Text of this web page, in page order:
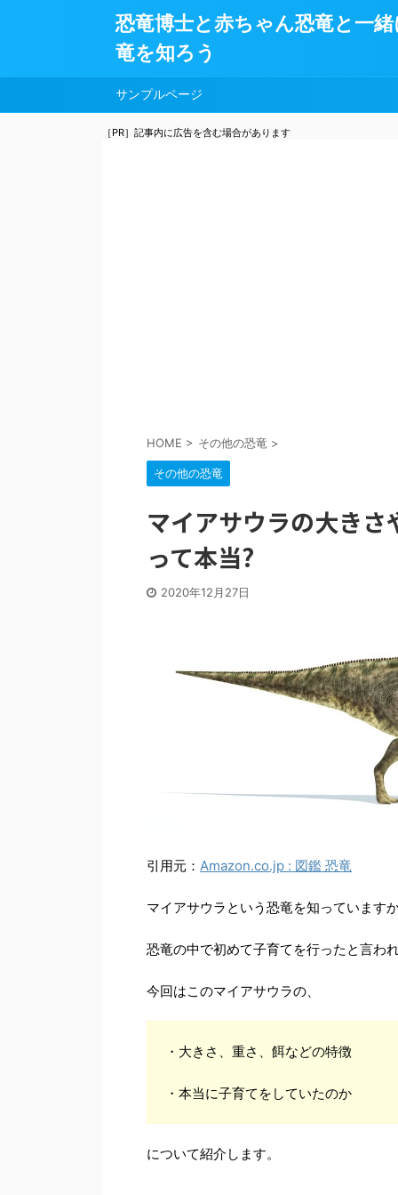
恐竜博士と赤ちゃん恐竜と一
竜を知ろう
サンプルページ
［PR］記事内に広告を含む場合があります
HOME > その他の恐竜 >
その他の恐竜
マイアサウラの大き
って本当?
2020年12月27日
引用元： Amazon.co.jp : 図鑑 恐竜
マイアサウラという恐竜を知っています
恐竜の中で初めて子育てを行ったと言わ
今回はこのマイアサウラの、
・大きさ、重さ、餌などの特徴
・本当に子育てをしていたのか
について紹介します。